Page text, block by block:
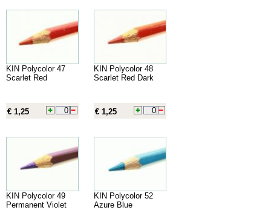
KIN Polycolor 47
Scarlet Red
€ 1,25
KIN Polycolor 48
Scarlet Red Dark
€ 1,25
KIN Polycolor 49
Permanent Violet
KIN Polycolor 52
Azure Blue